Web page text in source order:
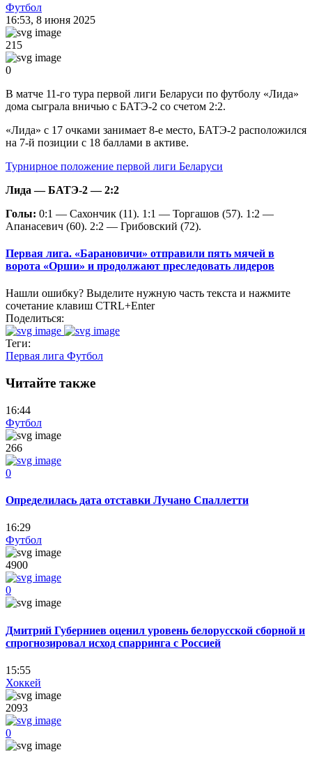
Футбол
16:53, 8 июня 2025
215
0
В матче 11-го тура первой лиги Беларуси по футболу «Лида»
дома сыграла вничью с БАТЭ-2 со счетом 2:2.
«Лида» с 17 очками занимает 8-е место, БАТЭ-2 расположился
на 7-й позиции с 18 баллами в активе.
Турнирное положение первой лиги Беларуси
Лида — БАТЭ-2 — 2:2
Голы: 0:1 — Сахончик (11). 1:1 — Торгашов (57). 1:2 —
Апанасевич (60). 2:2 — Грибовский (72).
Первая лига. «Барановичи» отправили пять мячей в
ворота «Орши» и продолжают преследовать лидеров
Нашли ошибку? Выделите нужную часть текста и нажмите
сочетание клавиш CTRL+Enter
Поделиться:
Теги:
Первая лига Футбол
Читайте также
16:44
Футбол
266
0
Определилась дата отставки Лучано Спаллетти
16:29
Футбол
4900
0
Дмитрий Губерниев оценил уровень белорусской сборной и
спрогнозировал исход спарринга с Россией
15:55
Хоккей
2093
0